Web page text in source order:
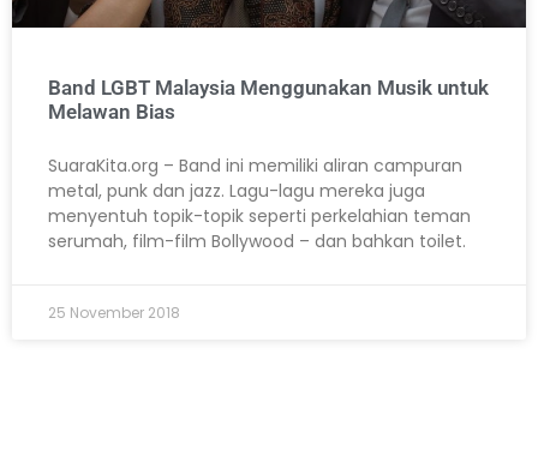
Band LGBT Malaysia Menggunakan Musik untuk
Melawan Bias
SuaraKita.org – Band ini memiliki aliran campuran
metal, punk dan jazz. Lagu-lagu mereka juga
menyentuh topik-topik seperti perkelahian teman
serumah, film-film Bollywood – dan bahkan toilet.
25 November 2018